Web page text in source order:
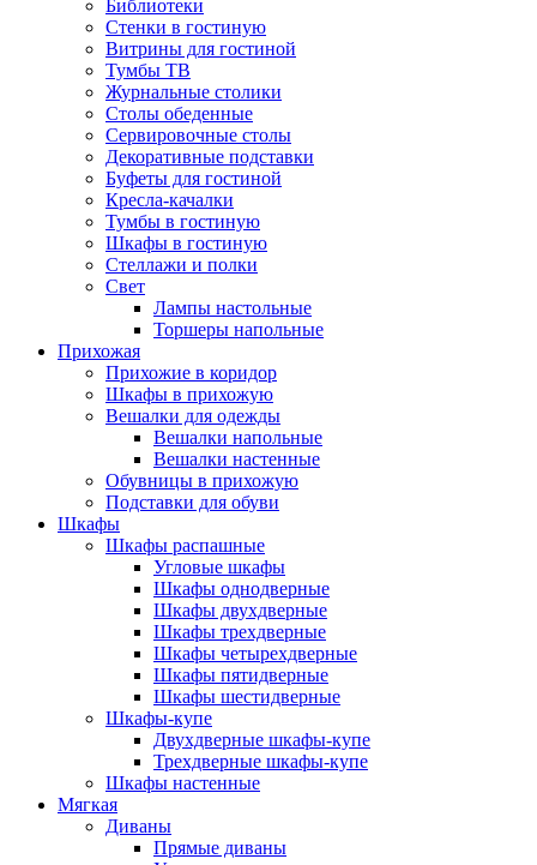
Библиотеки
Стенки в гостиную
Витрины для гостиной
Тумбы ТВ
Журнальные столики
Столы обеденные
Сервировочные столы
Декоративные подставки
Буфеты для гостиной
Кресла-качалки
Тумбы в гостиную
Шкафы в гостиную
Стеллажи и полки
Свет
Лампы настольные
Торшеры напольные
Прихожая
Прихожие в коридор
Шкафы в прихожую
Вешалки для одежды
Вешалки напольные
Вешалки настенные
Обувницы в прихожую
Подставки для обуви
Шкафы
Шкафы распашные
Угловые шкафы
Шкафы однодверные
Шкафы двухдверные
Шкафы трехдверные
Шкафы четырехдверные
Шкафы пятидверные
Шкафы шестидверные
Шкафы-купе
Двухдверные шкафы-купе
Трехдверные шкафы-купе
Шкафы настенные
Мягкая
Диваны
Прямые диваны